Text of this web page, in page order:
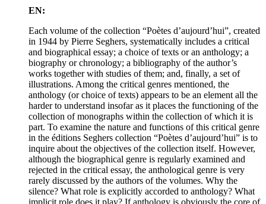
EN:
Each volume of the collection “Poètes d’aujourd’hui”, created
in 1944 by Pierre Seghers, systematically includes a critical
and biographical essay; a choice of texts or an anthology; a
biography or chronology; a bibliography of the author’s
works together with studies of them; and, finally, a set of
illustrations. Among the critical genres mentioned, the
anthology (or choice of texts) appears to be an element all the
harder to understand insofar as it places the functioning of the
collection of monographs within the collection of which it is
part. To examine the nature and functions of this critical genre
in the éditions Seghers collection “Poètes d’aujourd’hui” is to
inquire about the objectives of the collection itself. However,
although the biographical genre is regularly examined and
rejected in the critical essay, the anthological genre is very
rarely discussed by the authors of the volumes. Why the
silence? What role is explicitly accorded to anthology? What
implicit role does it play? If anthology is obviously the core of